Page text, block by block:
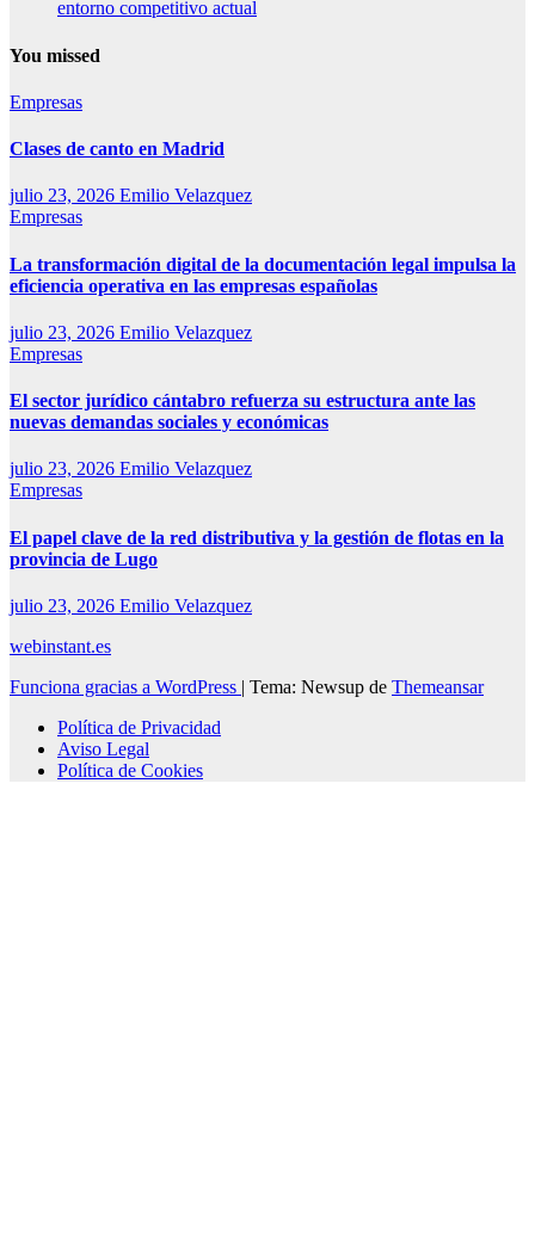
entorno competitivo actual
You missed
Empresas
Clases de canto en Madrid
julio 23, 2026 Emilio Velazquez
Empresas
La transformación digital de la documentación legal impulsa la
eficiencia operativa en las empresas españolas
julio 23, 2026 Emilio Velazquez
Empresas
El sector jurídico cántabro refuerza su estructura ante las
nuevas demandas sociales y económicas
julio 23, 2026 Emilio Velazquez
Empresas
El papel clave de la red distributiva y la gestión de flotas en la
provincia de Lugo
julio 23, 2026 Emilio Velazquez
webinstant.es
Funciona gracias a WordPress | Tema: Newsup de Themeansar
Política de Privacidad
Aviso Legal
Política de Cookies